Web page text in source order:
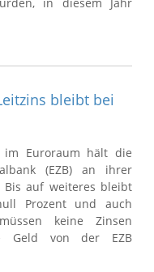
bleibt bei
Euroraum hält die
(EZB) an ihrer
auf weiteres bleibt
Prozent und auch
keine Zinsen
Geld von der EZB